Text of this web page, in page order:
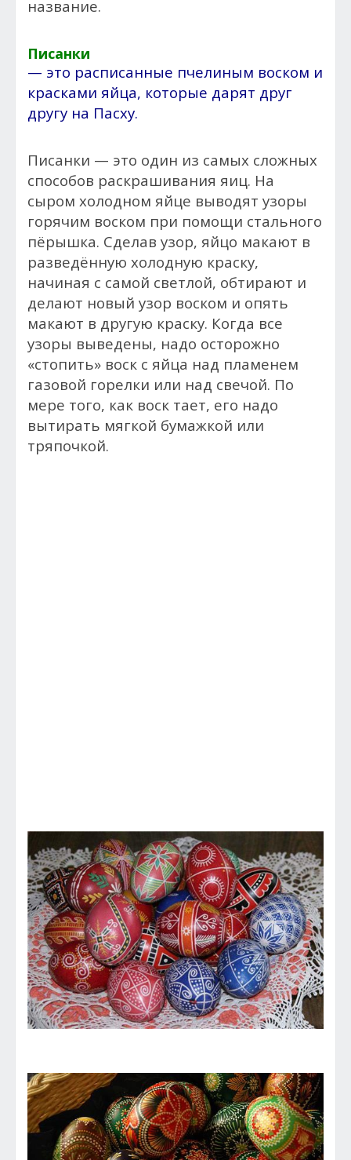
название.
Писанки
— это расписанные пчелиным воском и
красками яйца, которые дарят друг
другу на Пасху.
Писанки — это один из самых сложных
способов раскрашивания яиц. На
сыром холодном яйце выводят узоры
горячим воском при помощи стального
пёрышка. Сделав узор, яйцо макают в
разведённую холодную краску,
начиная с самой светлой, обтирают и
делают новый узор воском и опять
макают в другую краску. Когда все
узоры выведены, надо осторожно
«стопить» воск с яйца над пламенем
газовой горелки или над свечой. По
мере того, как воск тает, его надо
вытирать мягкой бумажкой или
тряпочкой.